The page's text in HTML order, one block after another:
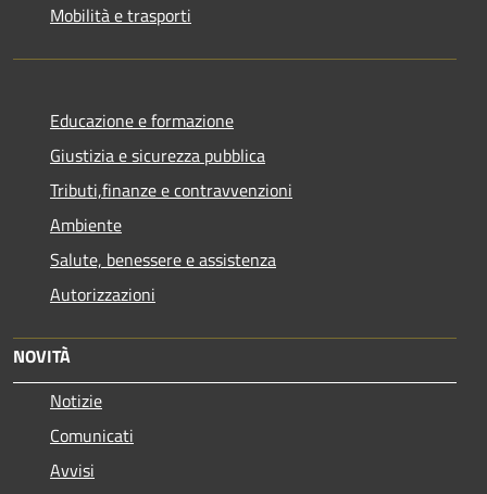
Mobilità e trasporti
Educazione e formazione
Giustizia e sicurezza pubblica
Tributi,finanze e contravvenzioni
Ambiente
Salute, benessere e assistenza
Autorizzazioni
NOVITÀ
Notizie
Comunicati
Avvisi